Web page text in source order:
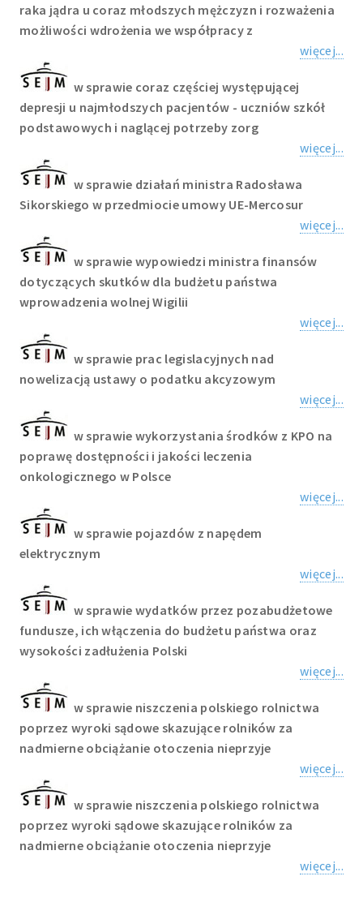
raka jądra u coraz młodszych mężczyzn i rozważenia
możliwości wdrożenia we współpracy z
więcej...
w sprawie coraz częściej występującej
depresji u najmłodszych pacjentów - uczniów szkół
podstawowych i naglącej potrzeby zorg
więcej...
w sprawie działań ministra Radosława
Sikorskiego w przedmiocie umowy UE-Mercosur
więcej...
w sprawie wypowiedzi ministra finansów
dotyczących skutków dla budżetu państwa
wprowadzenia wolnej Wigilii
więcej...
w sprawie prac legislacyjnych nad
nowelizacją ustawy o podatku akcyzowym
więcej...
w sprawie wykorzystania środków z KPO na
poprawę dostępności i jakości leczenia
onkologicznego w Polsce
więcej...
w sprawie pojazdów z napędem
elektrycznym
więcej...
w sprawie wydatków przez pozabudżetowe
fundusze, ich włączenia do budżetu państwa oraz
wysokości zadłużenia Polski
więcej...
w sprawie niszczenia polskiego rolnictwa
poprzez wyroki sądowe skazujące rolników za
nadmierne obciążanie otoczenia nieprzyje
więcej...
w sprawie niszczenia polskiego rolnictwa
poprzez wyroki sądowe skazujące rolników za
nadmierne obciążanie otoczenia nieprzyje
więcej...